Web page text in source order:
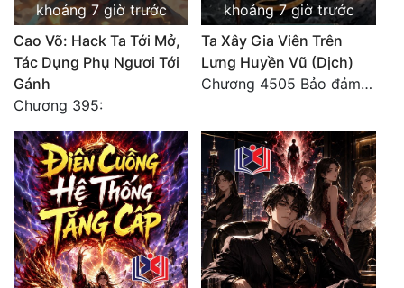
khoảng 7 giờ trước
Cao Võ: Hack Ta Tới Mở,
Tác Dụng Phụ Ngươi Tới
Gánh
Chương 395:
khoảng 7 giờ trước
Ta Xây Gia Viên Trên
Lưng Huyền Vũ (Dịch)
Chương 4505 Bảo đảm nhất.